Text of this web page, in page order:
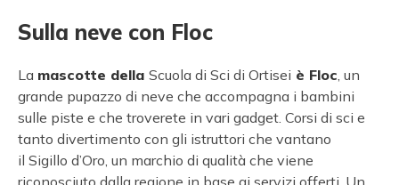
Sulla neve con Floc
La mascotte della Scuola di Sci di Ortisei è Floc, un
grande pupazzo di neve che accompagna i bambini
sulle piste e che troverete in vari gadget. Corsi di sci e
tanto divertimento con gli istruttori che vantano
il Sigillo d’Oro, un marchio di qualità che viene